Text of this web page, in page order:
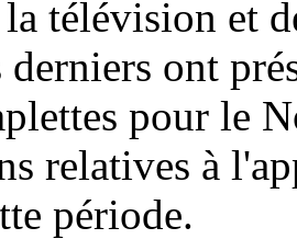
télévision et
derniers ont
pour le
relatives à
période.